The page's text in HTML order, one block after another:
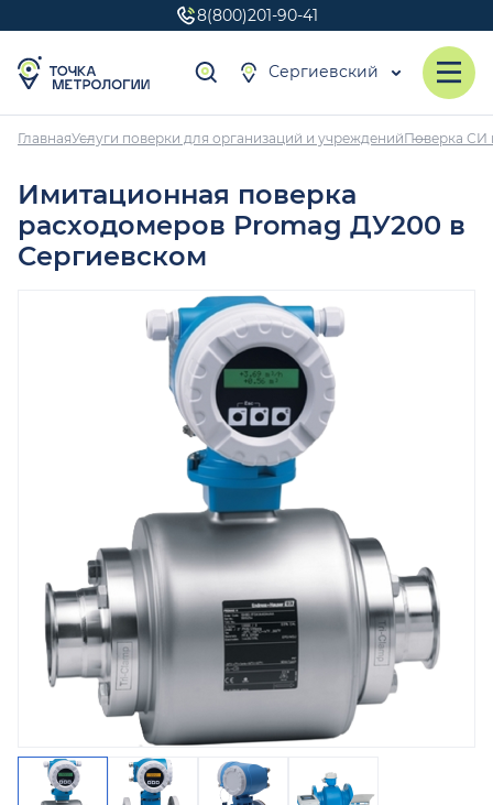
8(800)201-90-41
Сергиевский
ГлавнаяУслуги поверки для организаций и учрежденийПоверка СИ
Имитационная поверка
расходомеров Promag ДУ200 в
Сергиевском